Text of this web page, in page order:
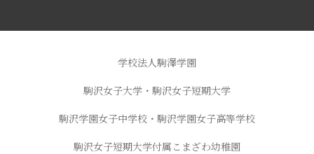
学校法人駒澤学園
駒沢女子大学・駒沢女子短期大学
駒沢学園女子中学校・駒沢学園女子高等学校
駒沢女子短期大学付属こまざわ幼稚園